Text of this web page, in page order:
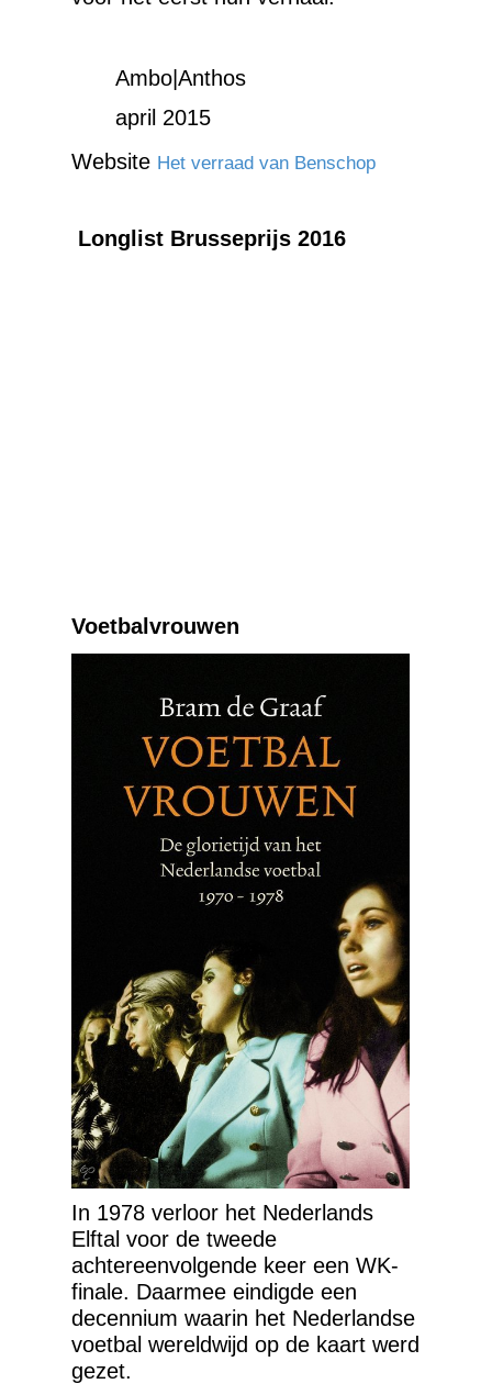
Ambo|Anthos
april 2015
Website Het verraad van Benschop
Longlist Brusseprijs 2016
Voetbalvrouwen
In 1978 verloor het Nederlands
Elftal voor de tweede
achtereenvolgende keer een WK-
finale. Daarmee eindigde een
decennium waarin het Nederlandse
voetbal wereldwijd op de kaart werd
gezet.